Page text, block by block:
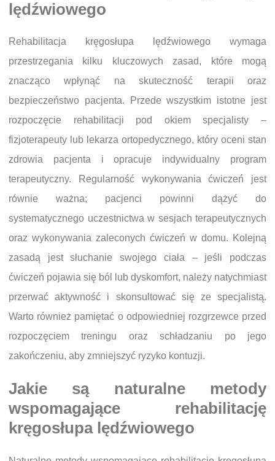
lędźwiowego
Rehabilitacja kręgosłupa lędźwiowego wymaga
przestrzegania kilku kluczowych zasad, które mogą
znacząco wpłynąć na skuteczność terapii oraz
bezpieczeństwo pacjenta. Przede wszystkim istotne jest
rozpoczęcie rehabilitacji pod okiem specjalisty –
fizjoterapeuty lub lekarza ortopedycznego, który oceni stan
zdrowia pacjenta i opracuje indywidualny program
terapeutyczny. Regularność wykonywania ćwiczeń jest
równie ważna; pacjenci powinni dążyć do
systematycznego uczestnictwa w sesjach terapeutycznych
oraz wykonywania zaleconych ćwiczeń w domu. Kolejną
zasadą jest słuchanie swojego ciała – jeśli podczas
ćwiczeń pojawia się ból lub dyskomfort, należy natychmiast
przerwać aktywność i skonsultować się ze specjalistą.
Warto również pamiętać o odpowiedniej rozgrzewce przed
rozpoczęciem treningu oraz schładzaniu po jego
zakończeniu, aby zmniejszyć ryzyko kontuzji.
Jakie są naturalne metody
wspomagające rehabilitację
kręgosłupa lędźwiowego